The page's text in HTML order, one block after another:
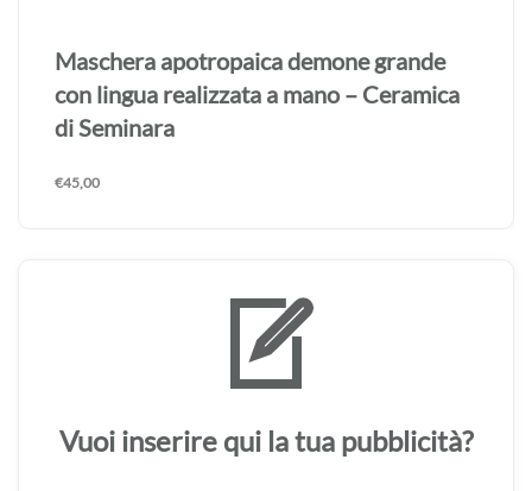
Maschera apotropaica demone grande
realizzata a mano – Ceramica di Seminara
Vuoi inserire qui la tua pubblicità?